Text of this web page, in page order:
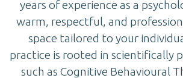
years of experience as a
warm, respectful, and
space tailored to your
practice is rooted in scientifically
such as Cognitive Behavioural